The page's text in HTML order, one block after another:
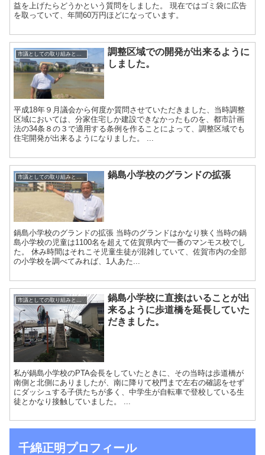
益を上げたらどうかという質問をしました。 現在ではゴミ袋に広告
を取っていて、年間60万円ほどになっています。
市議としての取り組みと実績
調整区域での開発が出来るように
しました。
平成18年９月議会から何度か質問させていただきました、当時調整
区域においては、分家住宅しか建設できなかったものを、都市計画
法の34条８の３で適用する条例を作ることによって、調整区域でも
住宅開発が出来るようになりました。 ...
市議としての取り組みと実績 鍋島小学校のグランドの拡張
鍋島小学校のグランドの拡張 当時のグランドはかなり狭く当時の鍋
島小学校の児童は1100名を超えて佐賀県内で一番のマンモス校でし
た。 休み時間はそれこそ児童生徒が混雑していて、佐賀市内の全部
の小学校を調べてみれば、1人あた...
市議としての取り組みと実績
鍋島小学校に直接はいることが出
来るように歩道橋を延長していた
だきました。
私が鍋島小学校のPTA会長をしていたときに、その当時は歩道橋が
南側と北側にありましたが、南に降りて校門まで左右の確認をせず
にダッシュする子供たちが多く、中学生が自転車で登校している生
徒とかなり接触していました。 ...
千綿正明プロフィール